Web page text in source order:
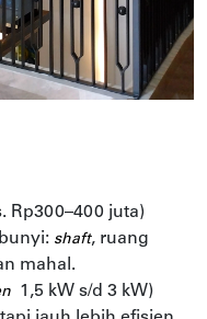
Rp300–400 juta)
shaft, ruang
mahal.
1,5 kW s/d 3 kW)